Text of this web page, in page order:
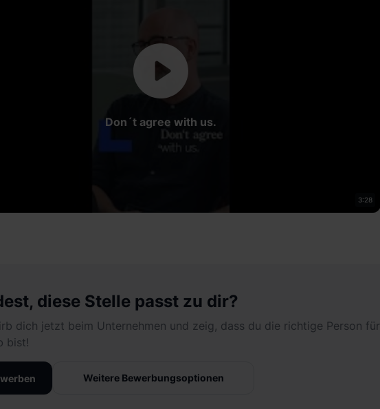
Don´t agree with us.
3:28
diese Stelle passt zu dir?
dich jetzt beim Unternehmen und zeig, dass du die richtige Person für
bist!
Weitere Bewerbungsoptionen